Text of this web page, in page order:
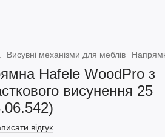
Висувні механізми для меблів
Hafele WoodPro з
висунення 25
відгук